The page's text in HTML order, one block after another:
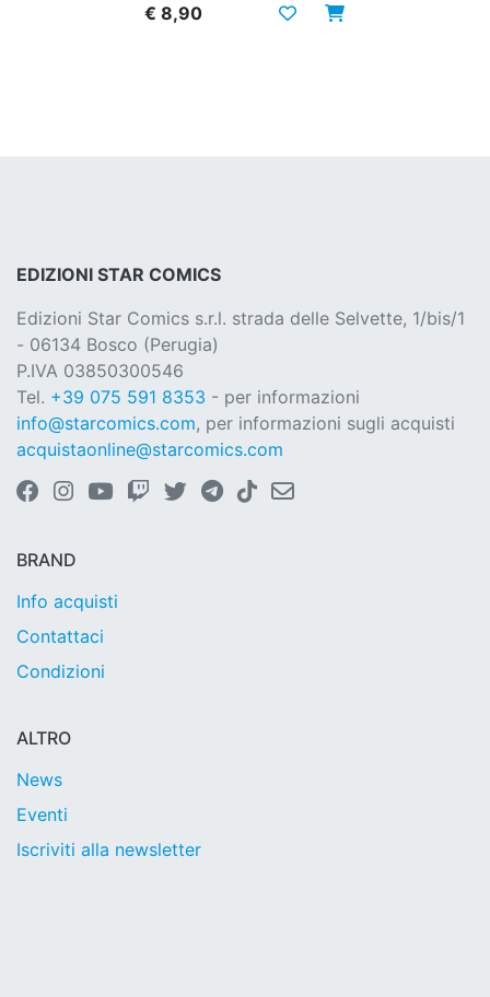
€ 8,90
EDIZIONI STAR COMICS
Edizioni Star Comics s.r.l. strada delle Selvette, 1/bis/1
- 06134 Bosco (Perugia)
P.IVA 03850300546
Tel. +39 075 591 8353 - per informazioni
info@starcomics.com, per informazioni sugli acquisti
acquistaonline@starcomics.com
BRAND
Info acquisti
Contattaci
Condizioni
ALTRO
News
Eventi
Iscriviti alla newsletter